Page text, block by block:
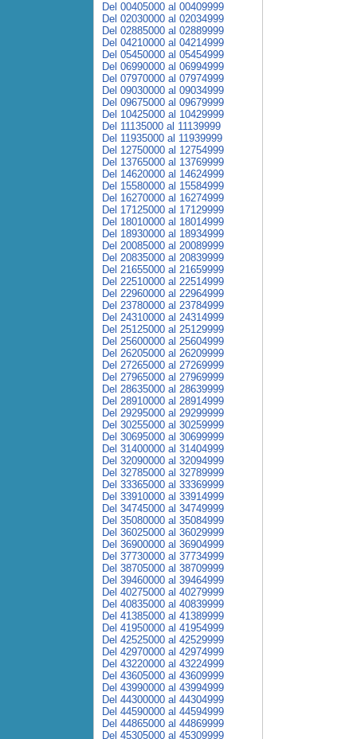
Del 00405000 al 00409999
Del 02030000 al 02034999
Del 02885000 al 02889999
Del 04210000 al 04214999
Del 05450000 al 05454999
Del 06990000 al 06994999
Del 07970000 al 07974999
Del 09030000 al 09034999
Del 09675000 al 09679999
Del 10425000 al 10429999
Del 11135000 al 11139999
Del 11935000 al 11939999
Del 12750000 al 12754999
Del 13765000 al 13769999
Del 14620000 al 14624999
Del 15580000 al 15584999
Del 16270000 al 16274999
Del 17125000 al 17129999
Del 18010000 al 18014999
Del 18930000 al 18934999
Del 20085000 al 20089999
Del 20835000 al 20839999
Del 21655000 al 21659999
Del 22510000 al 22514999
Del 22960000 al 22964999
Del 23780000 al 23784999
Del 24310000 al 24314999
Del 25125000 al 25129999
Del 25600000 al 25604999
Del 26205000 al 26209999
Del 27265000 al 27269999
Del 27965000 al 27969999
Del 28635000 al 28639999
Del 28910000 al 28914999
Del 29295000 al 29299999
Del 30255000 al 30259999
Del 30695000 al 30699999
Del 31400000 al 31404999
Del 32090000 al 32094999
Del 32785000 al 32789999
Del 33365000 al 33369999
Del 33910000 al 33914999
Del 34745000 al 34749999
Del 35080000 al 35084999
Del 36025000 al 36029999
Del 36900000 al 36904999
Del 37730000 al 37734999
Del 38705000 al 38709999
Del 39460000 al 39464999
Del 40275000 al 40279999
Del 40835000 al 40839999
Del 41385000 al 41389999
Del 41950000 al 41954999
Del 42525000 al 42529999
Del 42970000 al 42974999
Del 43220000 al 43224999
Del 43605000 al 43609999
Del 43990000 al 43994999
Del 44300000 al 44304999
Del 44590000 al 44594999
Del 44865000 al 44869999
Del 45305000 al 45309999